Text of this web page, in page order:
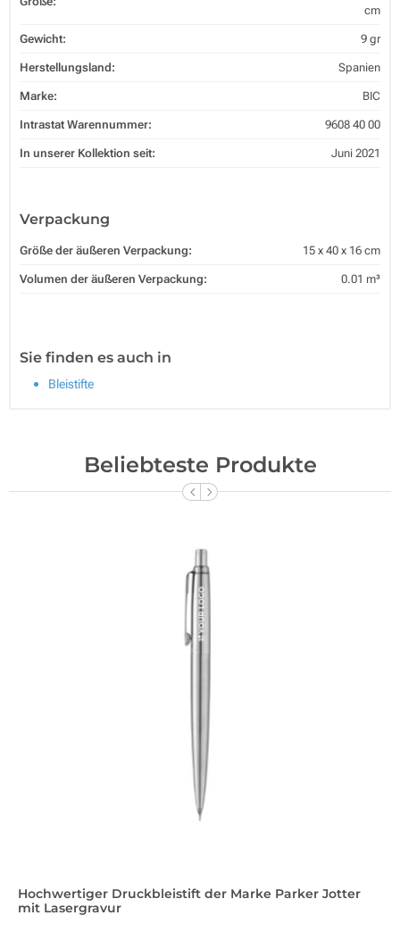
cm
Gewicht: 9 gr
Herstellungsland: Spanien
Marke: BIC
Intrastat Warennummer: 9608 40 00
In unserer Kollektion seit: Juni 2021
Verpackung
Größe der äußeren Verpackung: 15 x 40 x 16 cm
Volumen der äußeren Verpackung: 0.01 m³
Sie finden es auch in
Bleistifte
Beliebteste Produkte
Hochwertiger Druckbleistift der Marke Parker Jotter
mit Lasergravur